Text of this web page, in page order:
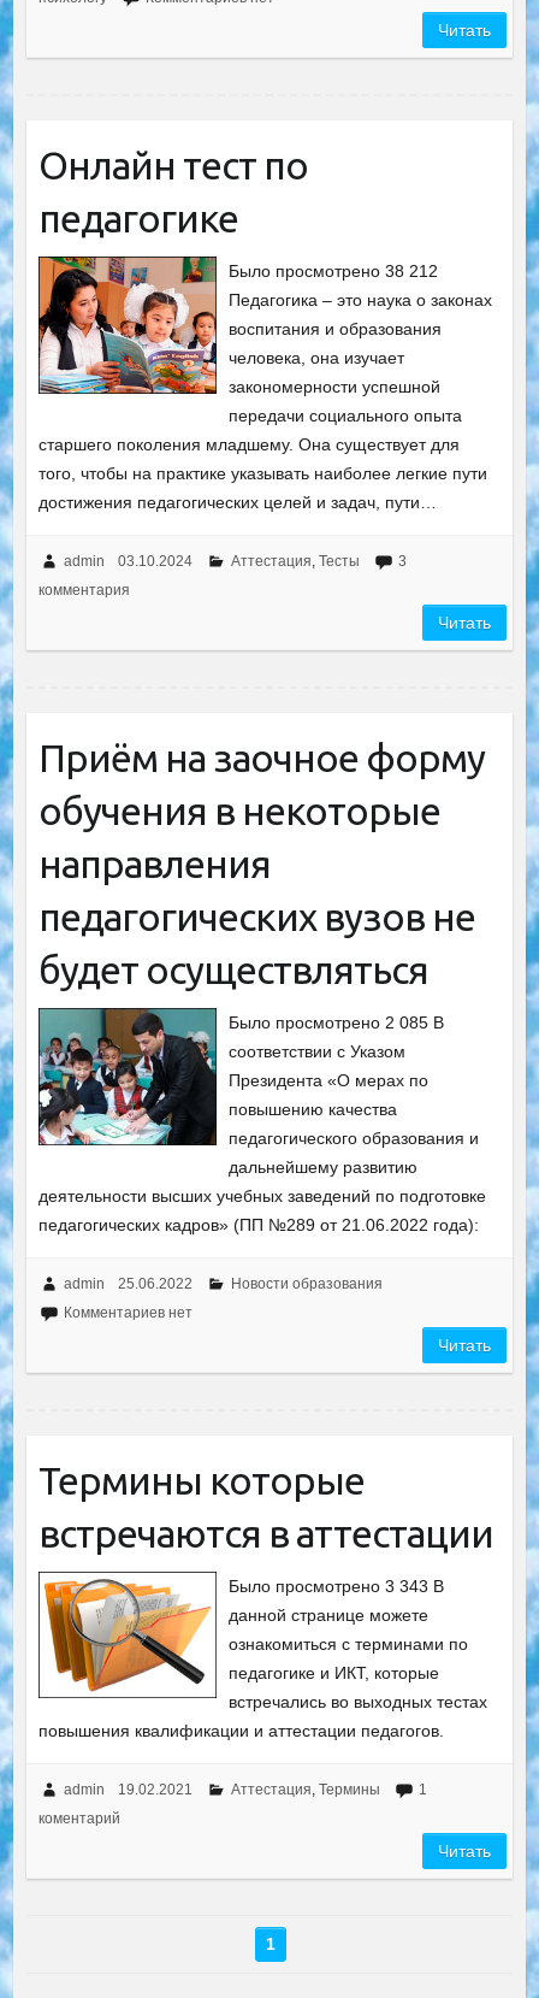
Читать
Онлайн тест по
педагогике
Было просмотрено 38 212
Педагогика – это наука о законах
воспитания и образования
человека, она изучает
закономерности успешной
передачи социального опыта
старшего поколения младшему. Она существует для
того, чтобы на практике указывать наиболее легкие пути
достижения педагогических целей и задач, пути…
admin 03.10.2024 Аттестация, Тесты
3
комментария
Читать
Приём на заочное форму
обучения в некоторые
направления
педагогических вузов не
будет осуществляться
Было просмотрено 2 085 В
соответствии с Указом
Президента «О мерах по
повышению качества
педагогического образования и
дальнейшему развитию
деятельности высших учебных заведений по подготовке
педагогических кадров» (ПП №289 от 21.06.2022 года):
admin 25.06.2022
Новости образования
Комментариев нет
Читать
Термины которые
встречаются в аттестации
Было просмотрено 3 343 В
данной странице можете
ознакомиться с терминами по
педагогике и ИКТ, которые
встречались во выходных тестах
повышения квалификации и аттестации педагогов.
admin 19.02.2021 Аттестация, Термины
1
коментарий
Читать
1